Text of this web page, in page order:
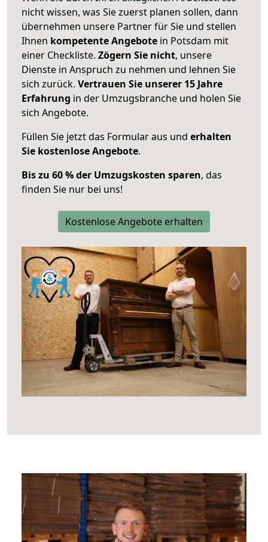
nicht wissen, was Sie zuerst planen sollen, dann
übernehmen unsere Partner für Sie und stellen
Ihnen kompetente Angebote in Potsdam mit
einer Checkliste. Zögern Sie nicht, unsere
Dienste in Anspruch zu nehmen und lehnen Sie
sich zurück. Vertrauen Sie unserer 15 Jahre
Erfahrung in der Umzugsbranche und holen Sie
sich Angebote.
Füllen Sie jetzt das Formular aus und erhalten
Sie kostenlose Angebote.
Bis zu 60 % der Umzugskosten sparen, das
finden Sie nur bei uns!
Kostenlose Angebote erhalten